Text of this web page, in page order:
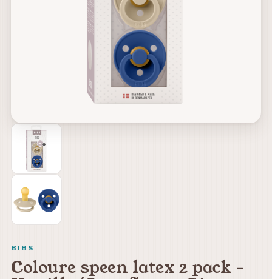
BIBS
Coloure speen latex 2 pack -